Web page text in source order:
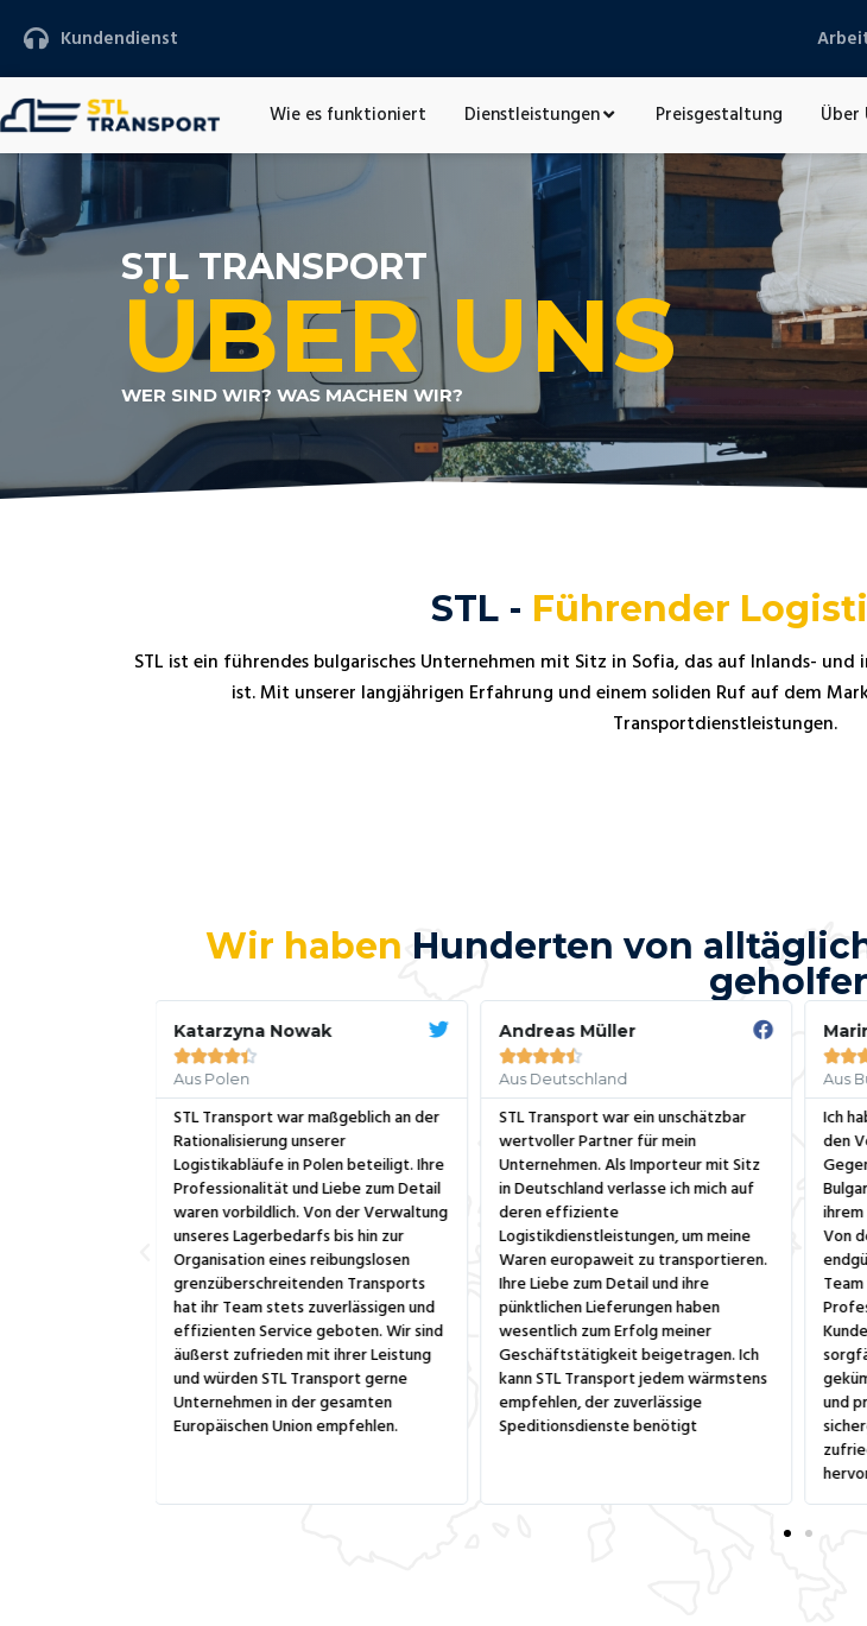
Kundendienst
Wie es funktioniert Dienstleistungen Preisgestaltung Über
STL TRANSPORT
ÜBER UNS
WER SIND WIR? WAS MACHEN WIR?
STL - Führender
STL ist ein führendes bulgarisches Unternehmen mit Sitz in Sofia, das auf Inlands-
ist. Mit unserer langjährigen Erfahrung und einem soliden Ruf auf dem
Transportdienstleistungen.
Wir haben Hunderten von
Katarzyna Nowak

Aus Polen
STL Transport war maßgeblich an der
Rationalisierung unserer
Logistikabläufe in Polen beteiligt. Ihre
Professionalität und Liebe zum Detail
waren vorbildlich. Von der Verwaltung
unseres Lagerbedarfs bis hin zur
Organisation eines reibungslosen
grenzüberschreitenden Transports
hat ihr Team stets zuverlässigen und
effizienten Service geboten. Wir sind
äußerst zufrieden mit ihrer Leistung
und würden STL Transport gerne
Unternehmen in der gesamten
Europäischen Union empfehlen.
Andreas Müller

Aus Deutschland
STL Transport war ein unschätzbar
wertvoller Partner für mein
Unternehmen. Als Importeur mit Sitz
in Deutschland verlasse ich mich auf
deren effiziente
Logistikdienstleistungen, um meine
Waren europaweit zu transportieren.
Ihre Liebe zum Detail und ihre
pünktlichen Lieferungen haben
wesentlich zum Erfolg meiner
Geschäftstätigkeit beigetragen. Ich
kann STL Transport jedem wärmstens
empfehlen, der zuverlässige
Speditionsdienste benötigt

Aus
Ich
den
Von
und